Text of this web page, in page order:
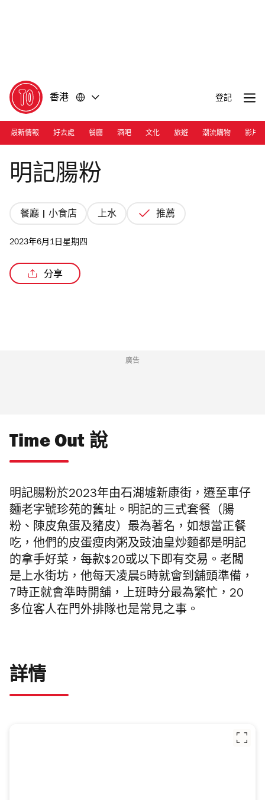
香港 登記
最新情報 好去處 餐廳 酒吧 文化 旅遊 潮流購物 影片
Photograph: Iris Lo
明記腸粉
餐廳 | 小食店 上水 推薦
2023年6月1日星期四
分享
廣告
Time Out 說
明記腸粉於2023年由石湖墟新康街，遷至車仔
麵老字號珍苑的舊址。明記的三式套餐（腸
粉、陳皮魚蛋及豬皮）最為著名，如想當正餐
吃，他們的皮蛋瘦肉粥及豉油皇炒麵都是明記
的拿手好菜，每款$20或以下即有交易。老闆
是上水街坊，他每天凌晨5時就會到舖頭準備，
7時正就會準時開舖，上班時分最為繁忙，20
多位客人在門外排隊也是常見之事。
詳情